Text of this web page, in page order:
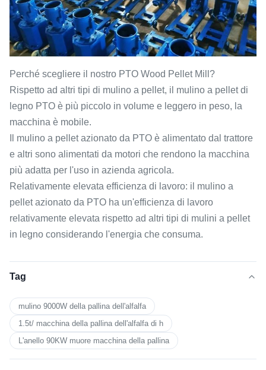
Perché scegliere il nostro PTO Wood Pellet Mill?
Rispetto ad altri tipi di mulino a pellet, il mulino a pellet di
legno PTO è più piccolo in volume e leggero in peso, la
macchina è mobile.
Il mulino a pellet azionato da PTO è alimentato dal trattore
e altri sono alimentati da motori che rendono la macchina
più adatta per l'uso in azienda agricola.
Relativamente elevata efficienza di lavoro: il mulino a
pellet azionato da PTO ha un'efficienza di lavoro
relativamente elevata rispetto ad altri tipi di mulini a pellet
in legno considerando l'energia che consuma.
Tag
mulino 9000W della pallina dell'alfalfa
1.5t/ macchina della pallina dell'alfalfa di h
L'anello 90KW muore macchina della pallina